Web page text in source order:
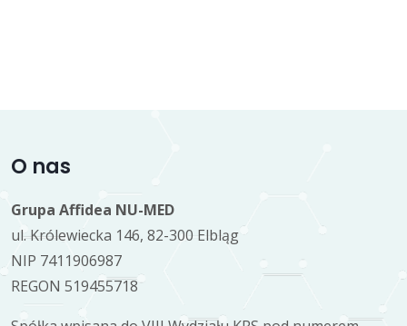
O nas
Grupa Affidea NU-MED
ul. Królewiecka 146, 82-300 Elbląg
NIP 7411906987
REGON 519455718